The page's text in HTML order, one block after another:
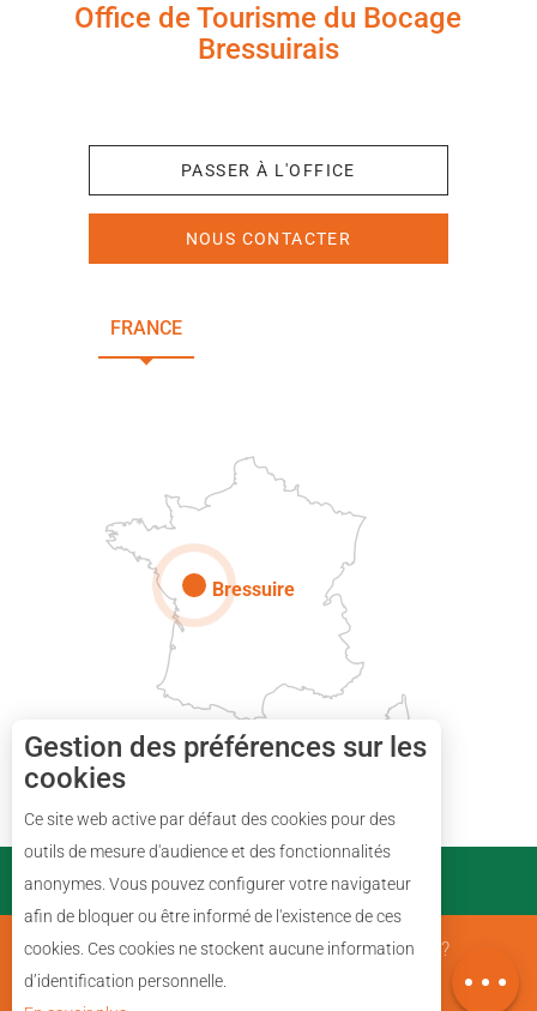
Description
Carte
Office de Tourisme du Bocage
Bressuirais
PASSER À L'OFFICE
NOUS CONTACTER
FRANCE
Bressuire
PARTENAIRES
Mentions Légales Qui sommes nous ?
Gestion des préférences sur les
cookies
Ce site web active par défaut des cookies pour des
outils de mesure d'audience et des fonctionnalités
anonymes. Vous pouvez configurer votre navigateur
afin de bloquer ou être informé de l'existence de ces
cookies. Ces cookies ne stockent aucune information
d’identification personnelle.